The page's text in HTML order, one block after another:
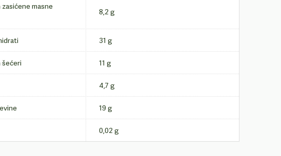
masne
8,2 g
31 g
šećeri 11 g
4,7 g
19 g
0,02 g